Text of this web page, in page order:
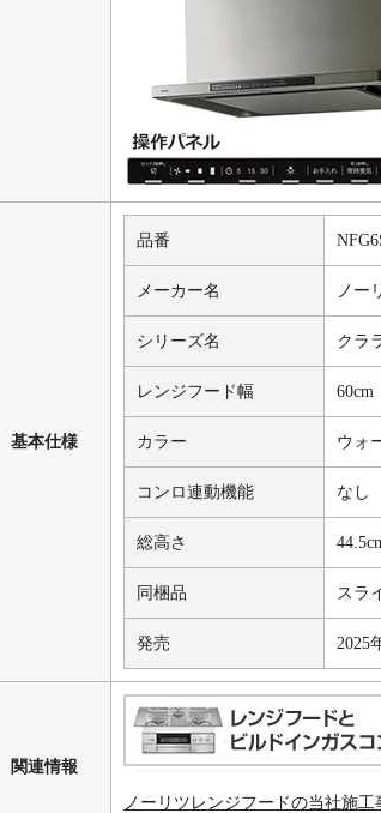
基本仕様
品番
メーカー名 ノー
シリーズ名 クラ
レンジフード幅 60cm
カラー ウォ
コンロ連動機能 なし
総高さ
同梱品 スラ
発売 2025
関連情報
ノーリツレンジフードの当社施工